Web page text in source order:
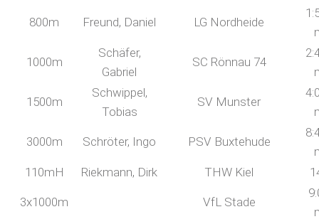
800m Freund, Daniel LG Nordheide
1000m
Schäfer,
Gabriel
SC Rönnau 74
1500m
Schwippel,
Tobias
SV Munster
3000m Schröter, Ingo PSV Buxtehude
110mH
Riekmann, Dirk THW Kiel
3x1000m VfL Stade